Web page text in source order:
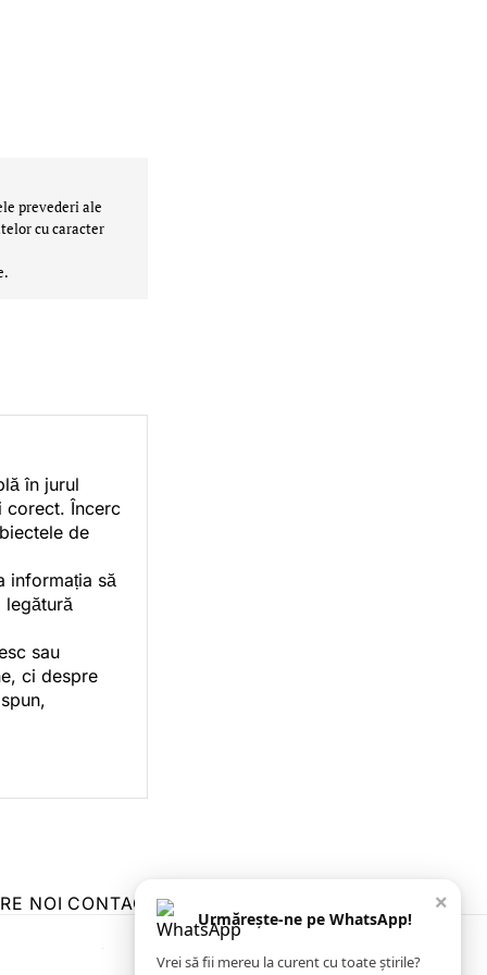
prevederi ale
cu caracter
în jurul
corect. Încerc
de
informația să
legătură
sau
ci despre
NOI CONTACT ZIARUL ANUNȚUL CĂLĂRĂȘEAN
×
Urmărește-ne pe WhatsApp!
Vrei să fii mereu la curent cu toate știrile?